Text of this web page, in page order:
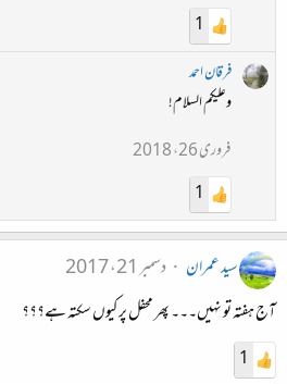
1
فرقان احمد
وعلیکم السلام!
فروری 26، 2018
1
سید عمران
دسمبر 21، 2017
آج ہفتہ تو نہیں۔۔۔ پھر محفل پر کیوں سکتہ ہے؟؟؟
1